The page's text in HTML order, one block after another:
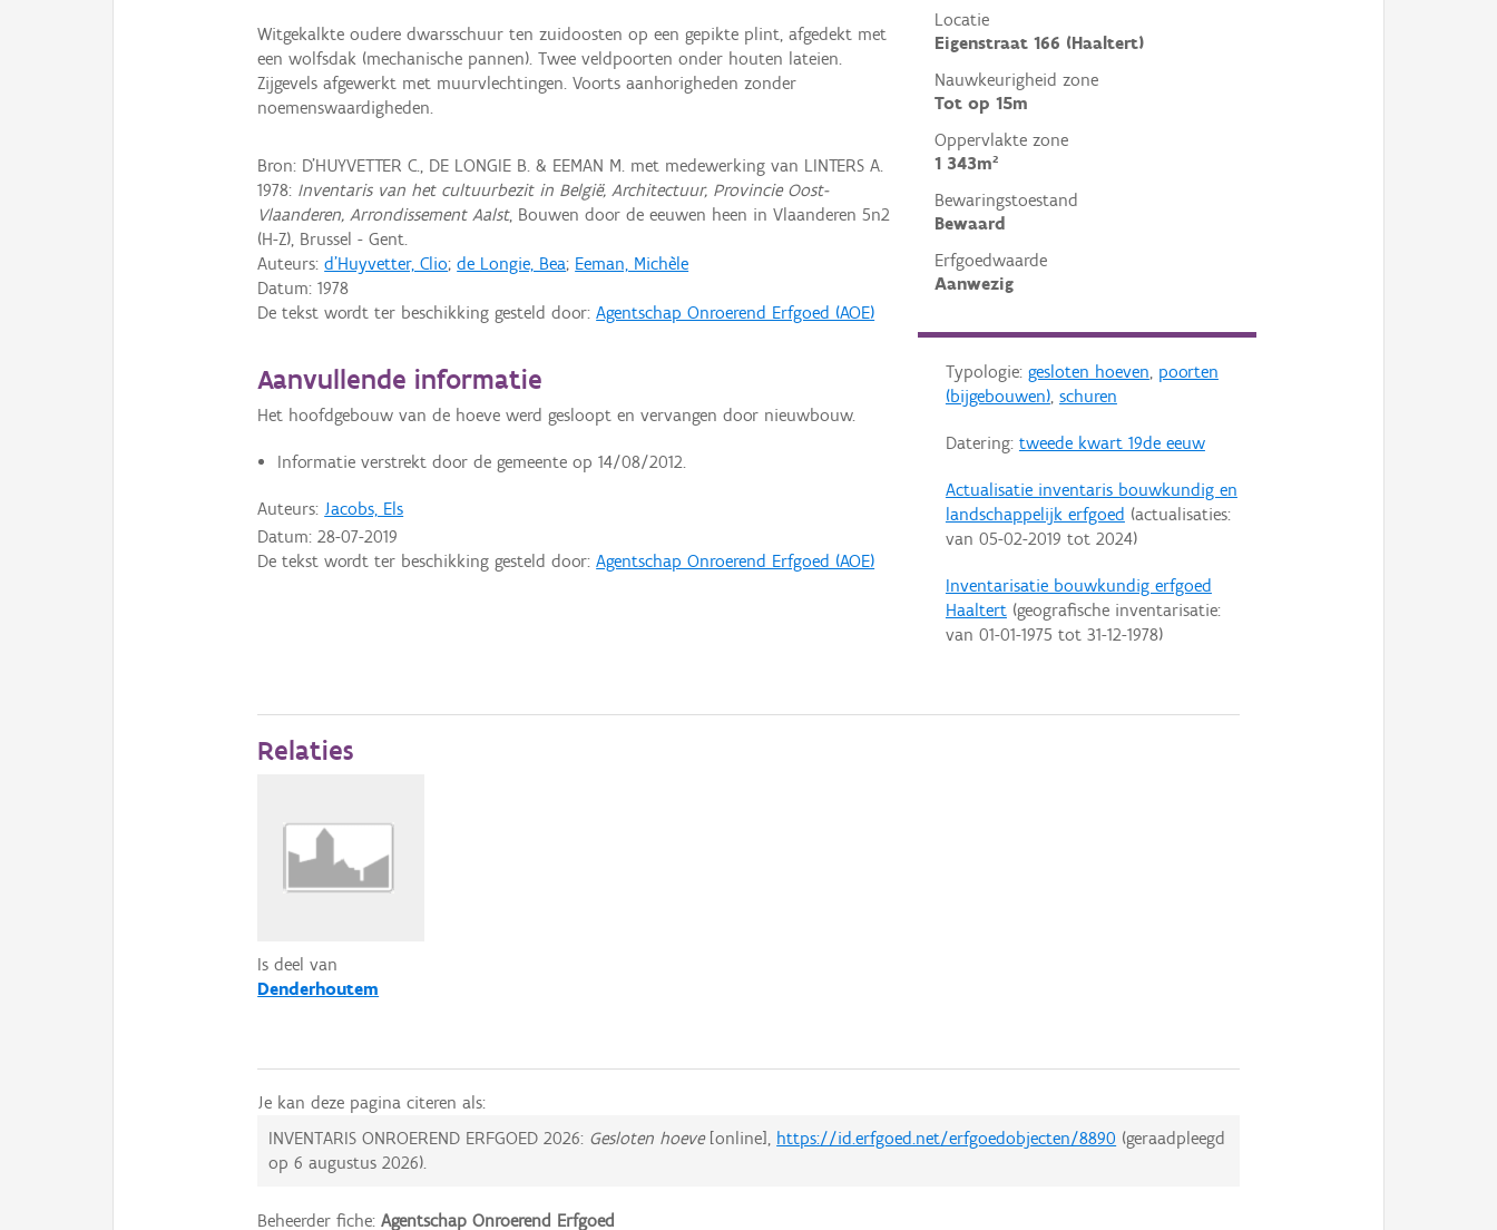
Locatie
Eigenstraat 166 (Haaltert)
Nauwkeurigheid zone
Tot op 15m
Oppervlakte zone
1 343m²
Bewaringstoestand
Bewaard
Erfgoedwaarde
Aanwezig
Typologie: gesloten hoeven, poorten
(bijgebouwen), schuren
Datering: tweede kwart 19de eeuw
Actualisatie inventaris bouwkundig en
landschappelijk erfgoed (actualisaties:
van 05-02-2019 tot 2024)
Inventarisatie bouwkundig erfgoed
Haaltert(geografische inventarisatie:
van 01-01-1975 tot 31-12-1978)
Witgekalkte oudere dwarsschuur ten zuidoosten op een gepikte plint, afgedekt met
een wolfsdak (mechanische pannen). Twee veldpoorten onder houten lateien.
Zijgevels afgewerkt met muurvlechtingen. Voorts aanhorigheden zonder
noemenswaardigheden.
Bron: D'HUYVETTER C., DE LONGIE B. & EEMAN M. met medewerking van LINTERS A.
1978: Inventaris van het cultuurbezit in België, Architectuur, Provincie Oost-
Vlaanderen, Arrondissement Aalst, Bouwen door de eeuwen heen in Vlaanderen 5n2
(H-Z), Brussel - Gent.
Auteurs:d'Huyvetter, Clio;de Longie, Bea; Eeman, Michèle
Datum:1978
De tekst wordt ter beschikking gesteld door:Agentschap Onroerend Erfgoed (AOE)
Aanvullende informatie
Het hoofdgebouw van de hoeve werd gesloopt en vervangen door nieuwbouw.
Informatie verstrekt door de gemeente op 14/08/2012.
Auteurs: Jacobs, Els
Datum:28-07-2019
De tekst wordt ter beschikking gesteld door:Agentschap Onroerend Erfgoed (AOE)
Relaties
Is deel van
Denderhoutem
Je kan deze pagina citeren als:
INVENTARIS ONROEREND ERFGOED 2026: Gesloten hoeve[online], https://id.erfgoed.net/erfgoedobjecten/8890 (geraadpleegd
op6 augustus 2026).
Beheerder fiche:Agentschap Onroerend Erfgoed